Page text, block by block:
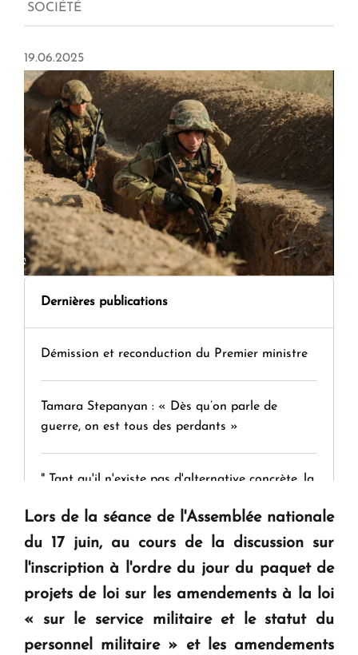
SOCIÉTÉ
19.06.2025
Dernières publications
Démission et reconduction du Premier ministre
Tamara Stepanyan : « Dès qu’on parle de
guerre, on est tous des perdants »
" Tant qu'il n'existe pas d'alternative concrète, la
KASA : 30 ans d'audace, de résilience et d'avenir
en Arménie
Le premier hôtel Hyatt Regency d'Arménie
ouvrira ses portes à Dilijan
Lors de la séance de l'Assemblée nationale
du 17 juin, au cours de la discussion sur
l'inscription à l'ordre du jour du paquet de
projets de loi sur les amendements à la loi
« sur le service militaire et le statut du
personnel militaire » et les amendements